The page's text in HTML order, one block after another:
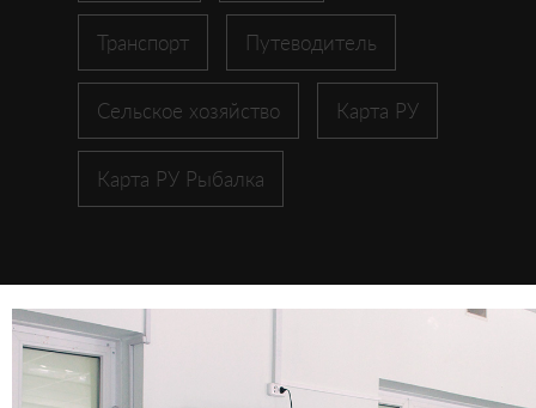
Транспорт Путеводитель
Сельское хозяйство Карта РУ
Карта РУ Рыбалка